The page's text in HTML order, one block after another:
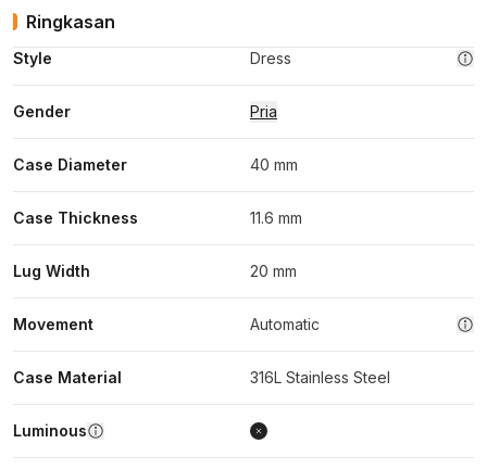
Ringkasan
Style Dress
Gender Pria
Case Diameter 40 mm
Case Thickness 11.6 mm
Lug Width 20 mm
Movement Automatic
Case Material 316L Stainless Steel
Luminous